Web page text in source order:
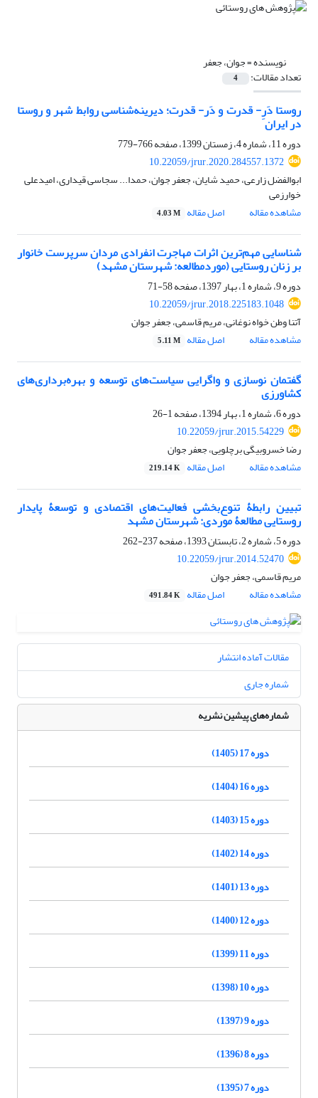
نویسنده =جوان، جعفر
تعداد مقالات: 4
روستا دَرِ- قدرت و دَر- قدرت؛ دیرینه‌شناسی روابط شهر و روستا
در ایران
دوره 11، شماره 4، زمستان 1399، صفحه
766-779
10.22059/jrur.2020.284557.1372
ابوالفضل زارعی، حمید شایان، جعفر جوان، حمدا... سجاسی قیداری، امیدعلی
خوارزمی
مشاهده مقاله
اصل مقاله 4.03 M
شناسایی مهم‌ترین اثرات مهاجرت انفرادی مردان سرپرست خانوار
بر زنان روستایی (موردمطالعه: شهرستان مشهد)
دوره 9، شماره 1، بهار 1397، صفحه
58-71
10.22059/jrur.2018.225183.1048
آتنا وطن خواه نوغانی، مریم قاسمی، جعفر جوان
مشاهده مقاله
اصل مقاله 5.11 M
گفتمان نوسازی و واگرایی سیاست‌های توسعه و بهره‌برداری‌های
کشاورزی
دوره 6، شماره 1، بهار 1394، صفحه
1-26
10.22059/jrur.2015.54229
رضا خسروبیگی برچلویی، جعفر جوان
مشاهده مقاله
اصل مقاله 219.14 K
تبیین رابطۀ تنوع‌بخشی فعالیت‌های اقتصادی و توسعۀ پایدار
روستایی مطالعۀ موردی: شهرستان مشهد
دوره 5، شماره 2، تابستان 1393، صفحه
237-262
10.22059/jrur.2014.52470
مریم قاسمی، جعفر جوان
مشاهده مقاله
اصل مقاله 491.84 K
مقالات آماده انتشار
شماره جاری
شماره‌های پیشین نشریه
دوره 17 (1405)
دوره 16 (1404)
دوره 15 (1403)
دوره 14 (1402)
دوره 13 (1401)
دوره 12 (1400)
دوره 11 (1399)
دوره 10 (1398)
دوره 9 (1397)
دوره 8 (1396)
دوره 7 (1395)